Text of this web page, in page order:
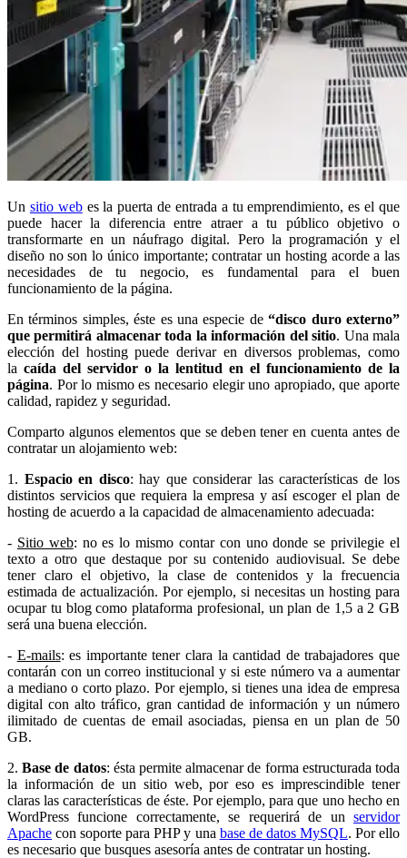
Un sitio webes la puerta de entrada a tu emprendimiento, es el que
puede hacer la diferencia entre atraer a tu público objetivo o
transformarte en un náufrago digital. Pero la programación y el
diseño no son lo único importante; contratar un hosting acorde a las
necesidades de tu negocio, es fundamental para el buen
funcionamiento de la página.
En términos simples, éste es una especie de“disco duro externo”
que permitirá almacenar toda la información del sitio. Una mala
elección del hosting puede derivar en diversos problemas, como
la caída del servidor o la lentitud en el funcionamiento de la
página. Por lo mismo es necesario elegir uno apropiado, que aporte
calidad, rapidez y seguridad.
Comparto algunos elementos que se deben tener en cuenta antes de
contratar un alojamiento web:
1. Espacio en disco: hay que considerar las características de los
distintos servicios que requiera la empresa y así escoger el plan de
hosting de acuerdo a la capacidad de almacenamiento adecuada:
- Sitio web: no es lo mismo contar con uno donde se privilegie el
texto a otro que destaque por su contenido audiovisual. Se debe
tener claro el objetivo, la clase de contenidos y la frecuencia
estimada de actualización. Por ejemplo, si necesitas un hosting para
ocupar tu blog como plataforma profesional, un plan de 1,5 a 2 GB
será una buena elección.
- E-mails: es importante tener clara la cantidad de trabajadores que
contarán con un correo institucional y si este número va a aumentar
a mediano o corto plazo. Por ejemplo, si tienes una idea de empresa
digital con alto tráfico, gran cantidad de información y un número
ilimitado de cuentas de email asociadas, piensa en un plan de 50
GB.
2.Base de datos: ésta permite almacenar de forma estructurada toda
la información de un sitio web, por eso es imprescindible tener
claras las características de éste. Por ejemplo, para que uno hecho en
WordPress funcione correctamente, se requerirá de un servidor
Apache con soporte para PHP y una base de datos MySQL. Por ello
es necesario que busques asesoría antes de contratar un hosting.